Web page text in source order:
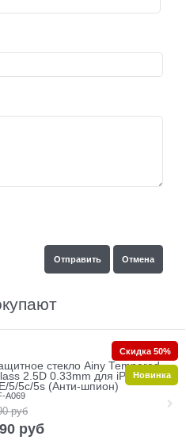
стекло Ainy Tempered
2.5D 0.33mm для iPhone
5/5c/5s (Анти-шпион)
A069
руб
руб
Скидка 50%
Новинка